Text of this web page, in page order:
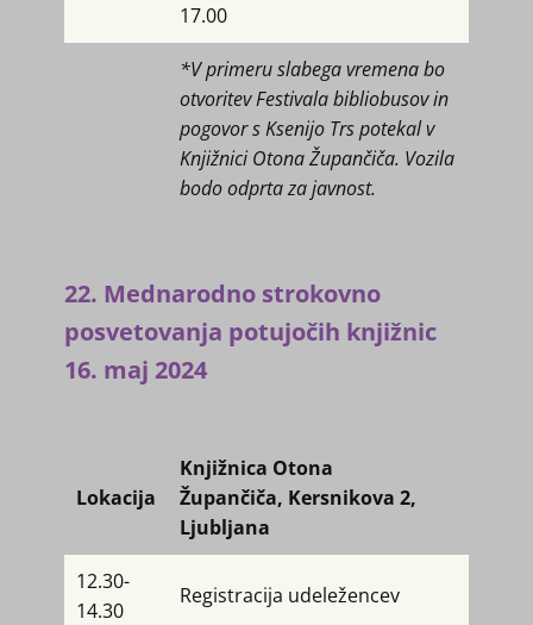
17.00
*V primeru slabega vremena bo
otvoritev Festivala bibliobusov in
pogovor s Ksenijo Trs potekal v
Knjižnici Otona Župančiča. Vozila
bodo odprta za javnost.
22. Mednarodno strokovno
posvetovanja potujočih knjižnic
16. maj 2024
Lokacija
Knjižnica Otona
Župančiča, Kersnikova 2,
Ljubljana
12.30-
14.30
Registracija udeležencev